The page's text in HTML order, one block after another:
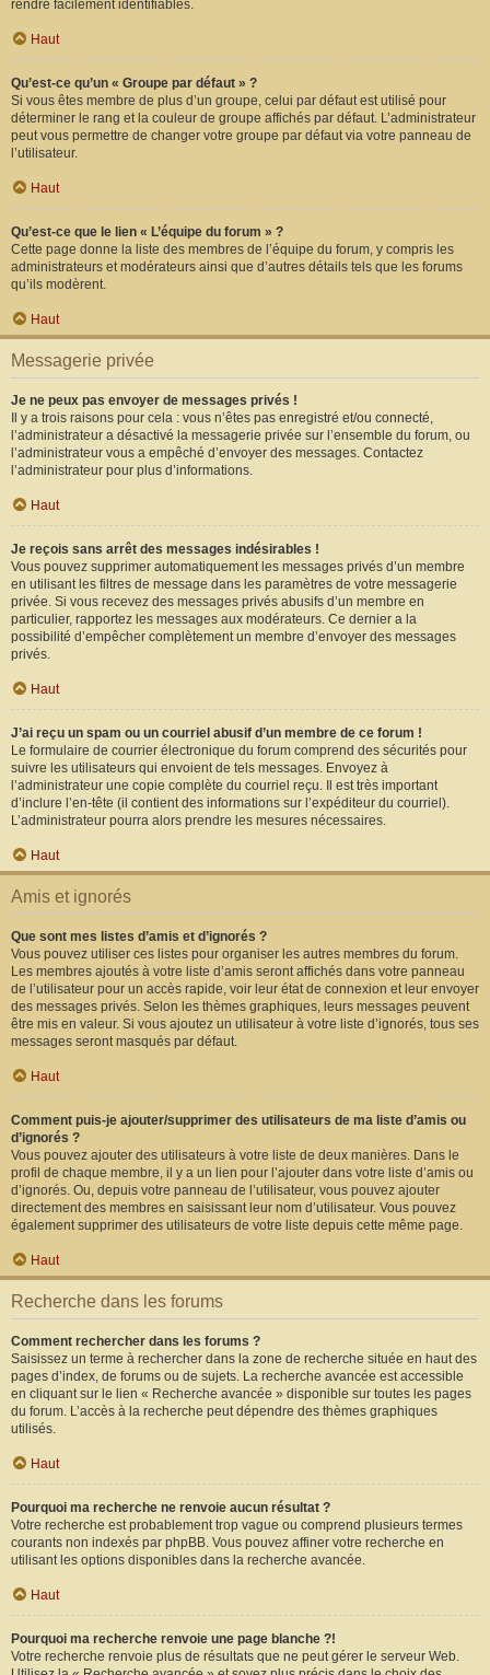
rendre facilement identifiables.
Haut
Qu’est-ce qu’un « Groupe par défaut » ?
Si vous êtes membre de plus d’un groupe, celui par défaut est utilisé pour
déterminer le rang et la couleur de groupe affichés par défaut. L’administrateur
peut vous permettre de changer votre groupe par défaut via votre panneau de
l’utilisateur.
Haut
Qu’est-ce que le lien « L’équipe du forum » ?
Cette page donne la liste des membres de l’équipe du forum, y compris les
administrateurs et modérateurs ainsi que d’autres détails tels que les forums
qu’ils modèrent.
Haut
Messagerie privée
Je ne peux pas envoyer de messages privés !
Il y a trois raisons pour cela : vous n’êtes pas enregistré et/ou connecté,
l’administrateur a désactivé la messagerie privée sur l’ensemble du forum, ou
l’administrateur vous a empêché d’envoyer des messages. Contactez
l’administrateur pour plus d’informations.
Haut
Je reçois sans arrêt des messages indésirables !
Vous pouvez supprimer automatiquement les messages privés d’un membre
en utilisant les filtres de message dans les paramètres de votre messagerie
privée. Si vous recevez des messages privés abusifs d’un membre en
particulier, rapportez les messages aux modérateurs. Ce dernier a la
possibilité d’empêcher complètement un membre d’envoyer des messages
privés.
Haut
J’ai reçu un spam ou un courriel abusif d’un membre de ce forum !
Le formulaire de courrier électronique du forum comprend des sécurités pour
suivre les utilisateurs qui envoient de tels messages. Envoyez à
l’administrateur une copie complète du courriel reçu. Il est très important
d’inclure l’en-tête (il contient des informations sur l’expéditeur du courriel).
L’administrateur pourra alors prendre les mesures nécessaires.
Haut
Amis et ignorés
Que sont mes listes d’amis et d’ignorés ?
Vous pouvez utiliser ces listes pour organiser les autres membres du forum.
Les membres ajoutés à votre liste d’amis seront affichés dans votre panneau
de l’utilisateur pour un accès rapide, voir leur état de connexion et leur envoyer
des messages privés. Selon les thèmes graphiques, leurs messages peuvent
être mis en valeur. Si vous ajoutez un utilisateur à votre liste d’ignorés, tous ses
messages seront masqués par défaut.
Haut
Comment puis-je ajouter/supprimer des utilisateurs de ma liste d’amis ou
d’ignorés ?
Vous pouvez ajouter des utilisateurs à votre liste de deux manières. Dans le
profil de chaque membre, il y a un lien pour l’ajouter dans votre liste d’amis ou
d’ignorés. Ou, depuis votre panneau de l’utilisateur, vous pouvez ajouter
directement des membres en saisissant leur nom d’utilisateur. Vous pouvez
également supprimer des utilisateurs de votre liste depuis cette même page.
Haut
Recherche dans les forums
Comment rechercher dans les forums ?
Saisissez un terme à rechercher dans la zone de recherche située en haut des
pages d’index, de forums ou de sujets. La recherche avancée est accessible
en cliquant sur le lien « Recherche avancée » disponible sur toutes les pages
du forum. L’accès à la recherche peut dépendre des thèmes graphiques
utilisés.
Haut
Pourquoi ma recherche ne renvoie aucun résultat ?
Votre recherche est probablement trop vague ou comprend plusieurs termes
courants non indexés par phpBB. Vous pouvez affiner votre recherche en
utilisant les options disponibles dans la recherche avancée.
Haut
Pourquoi ma recherche renvoie une page blanche ?!
Votre recherche renvoie plus de résultats que ne peut gérer le serveur Web.